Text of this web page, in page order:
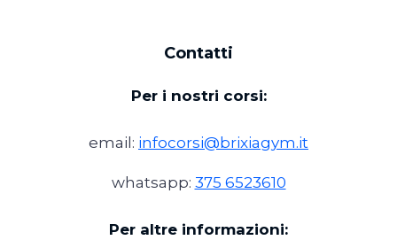
Contatti
Per i nostri corsi:
email: infocorsi@brixiagym.it
whatsapp: 375 6523610
Per altre informazioni: